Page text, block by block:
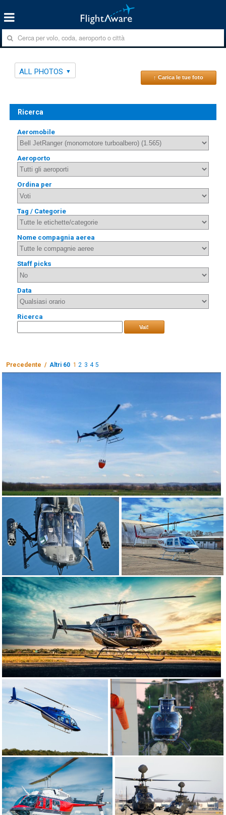
ALL PHOTOS
↑ Carica le tue foto
Ricerca
Aeromobile
Aeroporto
Ordina per
Tag / Categorie
Nome compagnia aerea
Staff picks
Data
Ricerca
Vai!
Precedente / Altri 60 1 2 3 4 5